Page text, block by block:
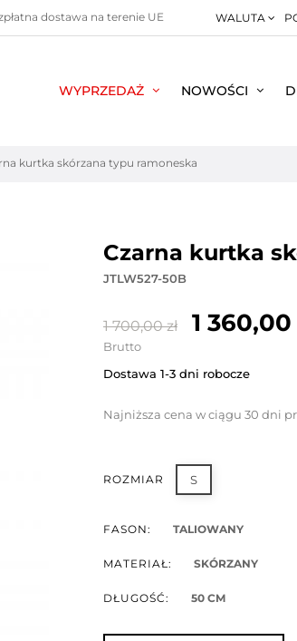
dostawa na terenie UE WALUTA
WYPRZEDAŻ NOWOŚCI
kurtka skórzana typu ramoneska
czarna kurtka
JTLW527-50B
1 700,00 zł 1 360,00
Brutto
Dostawa 1-3 dni robocze
Najniższa cena w ciągu 30 dni
ROZMIAR S
FASON: TALIOWANY
MATERIAŁ: SKÓRZANY
DŁUGOŚĆ: 50 CM